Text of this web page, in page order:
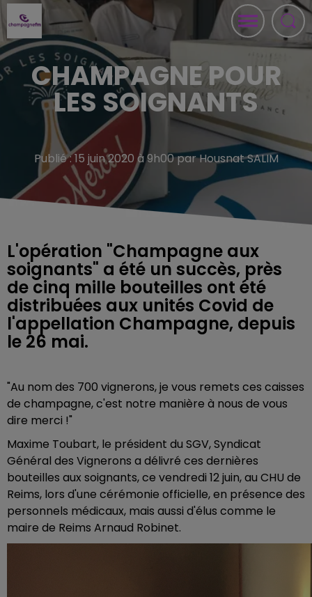
CHAMPAGNE POUR
LES SOIGNANTS
Publié : 15 juin 2020 à 9h00 par Housnat SALIM
L'opération "Champagne aux
soignants" a été un succès, près
de cinq mille bouteilles ont été
distribuées aux unités Covid de
l'appellation Champagne, depuis
le 26 mai.
"Au nom des 700 vignerons, je vous remets ces caisses
de champagne, c'est notre manière à nous de vous
dire merci !"
Maxime Toubart, le président du SGV, Syndicat
Général des Vignerons a délivré ces dernières
bouteilles aux soignants, ce vendredi 12 juin, au CHU de
Reims, lors d'une cérémonie officielle, en présence des
personnels médicaux, mais aussi d'élus comme le
maire de Reims Arnaud Robinet.